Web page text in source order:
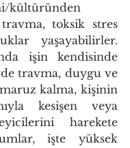
kültüründen
toksik stres
yaşayabilirler.
işin kendisinde
travma, duygu ve
kalma, kişinin
kesişen veya
harekete
işte yüksek